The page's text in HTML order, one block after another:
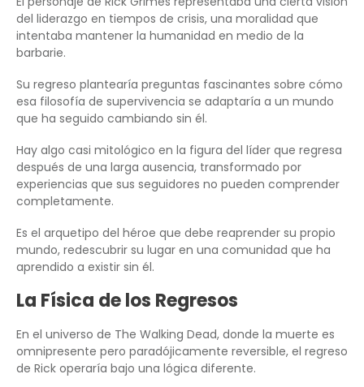
del liderazgo en tiempos de crisis, una moralidad que
intentaba mantener la humanidad en medio de la
barbarie.
Su regreso plantearía preguntas fascinantes sobre cómo
esa filosofía de supervivencia se adaptaría a un mundo
que ha seguido cambiando sin él.
Hay algo casi mitológico en la figura del líder que regresa
después de una larga ausencia, transformado por
experiencias que sus seguidores no pueden comprender
completamente.
Es el arquetipo del héroe que debe reaprender su propio
mundo, redescubrir su lugar en una comunidad que ha
aprendido a existir sin él.
La Física de los Regresos
En el universo de The Walking Dead, donde la muerte es
omnipresente pero paradójicamente reversible, el regreso
de Rick operaría bajo una lógica diferente.